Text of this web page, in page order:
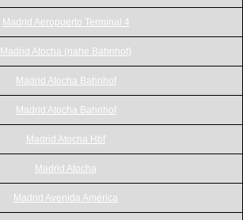
Madrid Aeropuerto Terminal 4
Madrid Atocha (nahe Bahnhof)
Madrid Atocha Bahnhof
Madrid Atocha Bahnhof
Madrid Atocha Hbf
Madrid Atocha
Madrid Avenida América